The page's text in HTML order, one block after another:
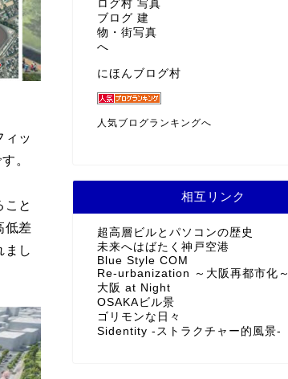
ィッ
。
と
低差
まし
にほんブログ村
人気ブログランキングへ
相互リンク
超高層ビルとパソコンの歴史
未来へはばたく神戸空港
Blue Style COM
Re-urbanization ～大阪再都市化～
大阪 at Night
OSAKAビル景
ゴリモンな日々
Sidentity -ストラクチャー的風景-